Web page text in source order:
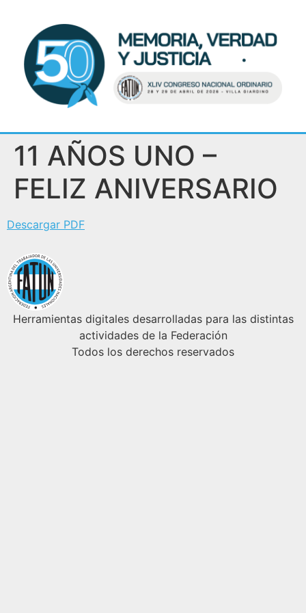
11 AÑOS UNO –
FELIZ ANIVERSARIO
Descargar PDF
Herramientas digitales desarrolladas para las distintas
actividades de la Federación
Todos los derechos reservados